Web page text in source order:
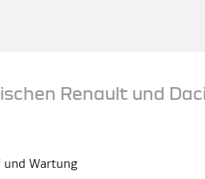
Renault und
und Wartung